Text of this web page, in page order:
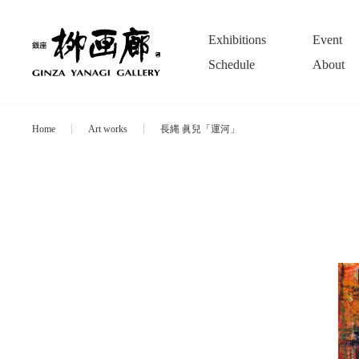
Exhibitions
Event
Schedule
About
Home Art works 長縄 眞兒「運河」